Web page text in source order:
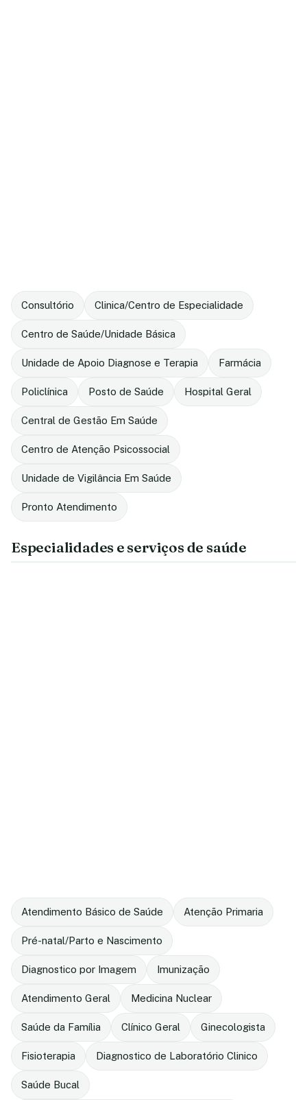
Consultório Clinica/Centro de Especialidade
Centro de Saúde/Unidade Básica
Unidade de Apoio Diagnose e Terapia Farmácia
Policlínica Posto de Saúde Hospital Geral
Central de Gestão Em Saúde
Centro de Atenção Psicossocial
Unidade de Vigilância Em Saúde
Pronto Atendimento
Especialidades e serviços de saúde
Atendimento Básico de Saúde Atenção Primaria
Pré-natal/Parto e Nascimento
Diagnostico por Imagem Imunização
Atendimento Geral Medicina Nuclear
Saúde da Família Clínico Geral Ginecologista
Fisioterapia Diagnostico de Laboratório Clinico
Saúde Bucal